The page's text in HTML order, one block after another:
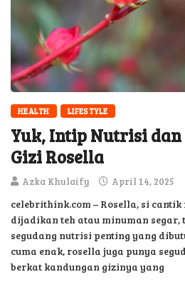
HEALTH LIFESTYLE
Yuk, Intip Nutrisi
Gizi Rosella
Azka Khulaify April 14, 2025
celebrithink.com – Rosella, si
dijadikan teh atau minuman
segudang nutrisi penting yang
cuma enak, rosella juga punya
berkat kandungan gizinya yang